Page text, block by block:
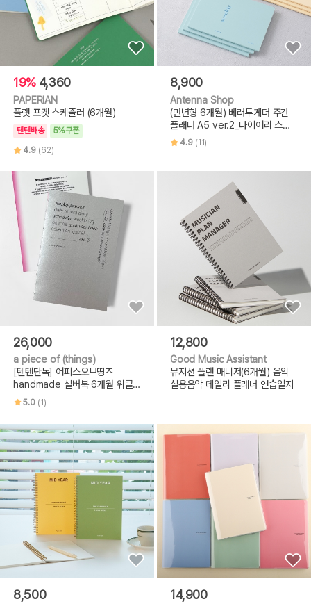
19% 4,360
PAPERIAN
플랫 포켓 스케줄러 (6개월)
텐텐배송
5%쿠폰
4.9 (62)
8,900
Antenna Shop
(만년형 6개월) 베러투게더 주간
플래너 A5 ver.2_다이어리 스케
쥴러4.9 (11)
26,000
a piece of (things)
[텐텐단독] 어피스오브띵즈
handmade 실버북 6개월 위클
리플래너
5.0 (1)
12,800
Good Music Assistant
뮤지션 플랜 매니저(6개월) 음악
실용음악 데일리 플래너 연습일지
8,500 14,900